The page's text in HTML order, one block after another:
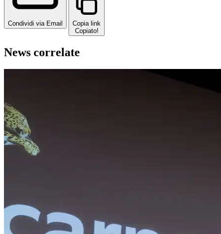
Condividi via Email
Copia link
Copiato!
News correlate